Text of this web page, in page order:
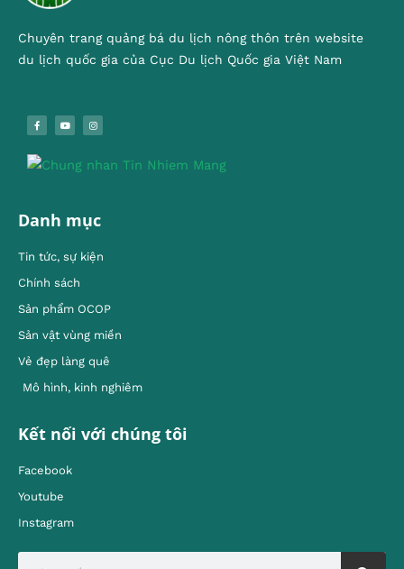
Chuyên trang quảng bá du lịch nông thôn trên website
du lịch quốc gia của Cục Du lịch Quốc gia Việt Nam
Danh mục
Tin tức, sự kiện
Chính sách
Sản phẩm OCOP
Sản vật vùng miền
Vẻ đẹp làng quê
Mô hình, kinh nghiêm
Kết nối với chúng tôi
Facebook
Youtube
Instagram